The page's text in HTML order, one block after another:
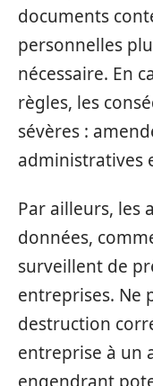
documents
personnelles
nécessaire. En
règles, les
sévères :
administratives
Par ailleurs, les
données,
surveillent de
entreprises. Ne
destruction
entreprise à un